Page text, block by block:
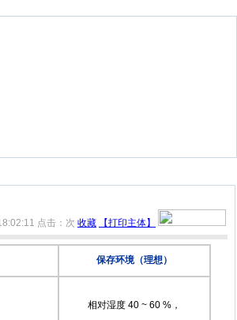
点击： 次 收藏 【打印主体】
保存环境（理想）
相对湿度 40 ~ 60 %，